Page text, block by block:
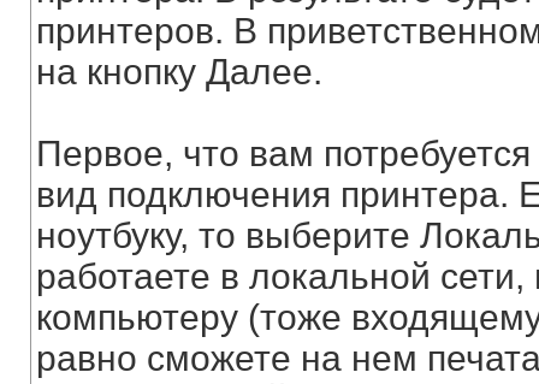
принтеров. В
на кнопку Далее.
Первое, что вам
вид подключения принтера.
ноутбуку, то выберите
работаете в локальной
компьютеру (тоже
равно сможете на нем